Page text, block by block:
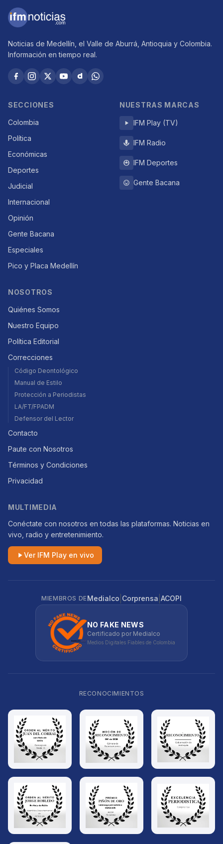
Noticias de Medellín, el Valle de Aburrá, Antioquia y Colombia.
Información en tiempo real.
SECCIONES
Colombia
Política
Económicas
Deportes
Judicial
Internacional
Opinión
Gente Bacana
Especiales
Pico y Placa Medellín
NUESTRAS MARCAS
IFM Play (TV)
IFM Radio
IFM Deportes
Gente Bacana
NOSOTROS
Quiénes Somos
Nuestro Equipo
Política Editorial
Correcciones
Código Deontológico
Manual de Estilo
Protección a Periodistas
LA/FT/FPADM
Defensor del Lector
Contacto
Paute con Nosotros
Términos y Condiciones
Privacidad
MULTIMEDIA
Conéctate con nosotros en todas las plataformas. Noticias en
vivo, radio y entretenimiento.
Ver IFM Play en vivo
MIEMBROS DEMedialco Corprensa ACOPI
NO FAKE NEWS
Certificado por Medialco
Medios Digitales Fiables de Colombia
RECONOCIMIENTOS